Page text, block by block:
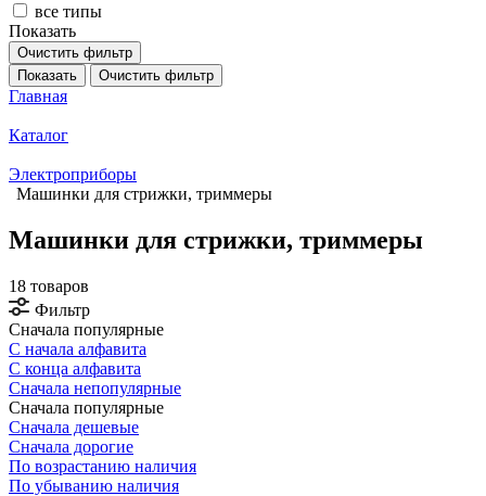
все типы
Показать
Очистить фильтр
Показать
Очистить фильтр
Главная
Каталог
Электроприборы
Машинки для стрижки, триммеры
Машинки для стрижки, триммеры
18 товаров
Фильтр
Сначала популярные
С начала алфавита
С конца алфавита
Сначала непопулярные
Сначала популярные
Сначала дешевые
Сначала дорогие
По возрастанию наличия
По убыванию наличия